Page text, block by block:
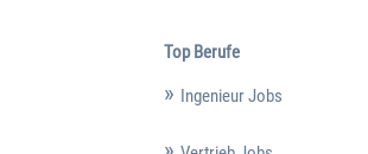
Top Berufe
Ingenieur Jobs